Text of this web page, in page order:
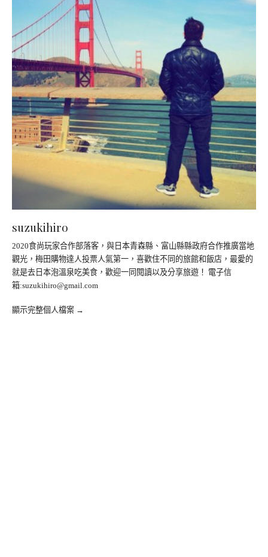
suzukihiro
2020食尚玩家合作部落客，與日本青森縣、富山縣縣政府合作推廣當地
觀光，梅田購物達人投票人氣第一，喜歡住不同的旅館和飯店，最愛的
就是去日本泡溫泉吃美食，歡迎一同閱讀以及分享旅遊！ 電子信
箱:suzukihiro@gmail.com
顯示完整個人檔案 →